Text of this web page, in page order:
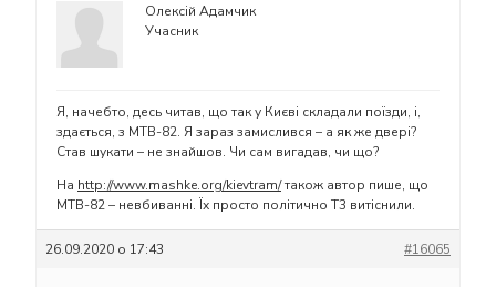
Олексій Адамчик
Учасник
Я, начебто, десь читав, що так у Києві складали поїзди, і,
здається, з МТВ-82. Я зараз замислився – а як же двері?
Став шукати – не знайшов. Чи сам вигадав, чи що?
На http://www.mashke.org/kievtram/також автор пише, що
МТВ-82 – невбиванні. Їх просто політично Т3 витіснили.
26.09.2020 о 17:43 #16065